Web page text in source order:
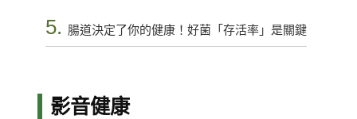
5. 腸道決定了你的健康！好菌「存活率」是關鍵
影音健康